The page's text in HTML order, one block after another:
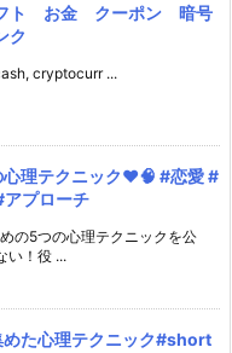
フト お金 クーポン 暗号
ク
cryptocurr ...
理テクニック❤️🧠 #恋愛 #
プローチ
の5つの心理テクニックを公
い！役 ...
めた心理テクニック#short